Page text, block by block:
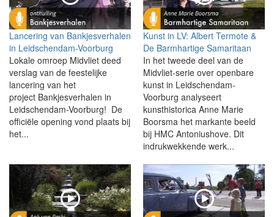
Lancering van Bankjesverhalen
in Leidschendam-Voorburg
Lokale omroep Midvliet deed
verslag van de feestelijke
lancering van het
project Bankjesverhalen in
Leidschendam-Voorburg! De
officiële opening vond plaats bij
het...
Kunst in LV: Albert Termote &
De Barmhartige Samaritaan
In het tweede deel van de
Midvliet-serie over openbare
kunst in Leidschendam-
Voorburg analyseert
kunsthistorica Anne Marie
Boorsma het markante beeld
bij HMC Antoniushove. Dit
indrukwekkende werk...